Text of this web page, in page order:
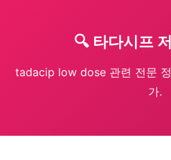
🔍 타다시프
tadacip low dose 관련 전문
가.